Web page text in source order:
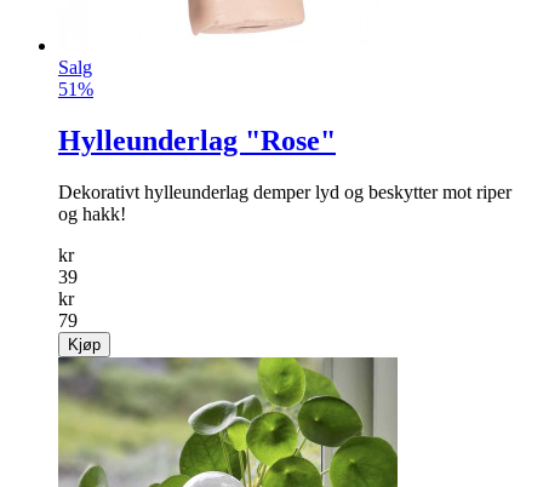
Salg
51%
Hylleunderlag "Rose"
Dekorativt hylleunderlag demper lyd og beskytter mot riper
og hakk!
kr
39
kr
79
Kjøp